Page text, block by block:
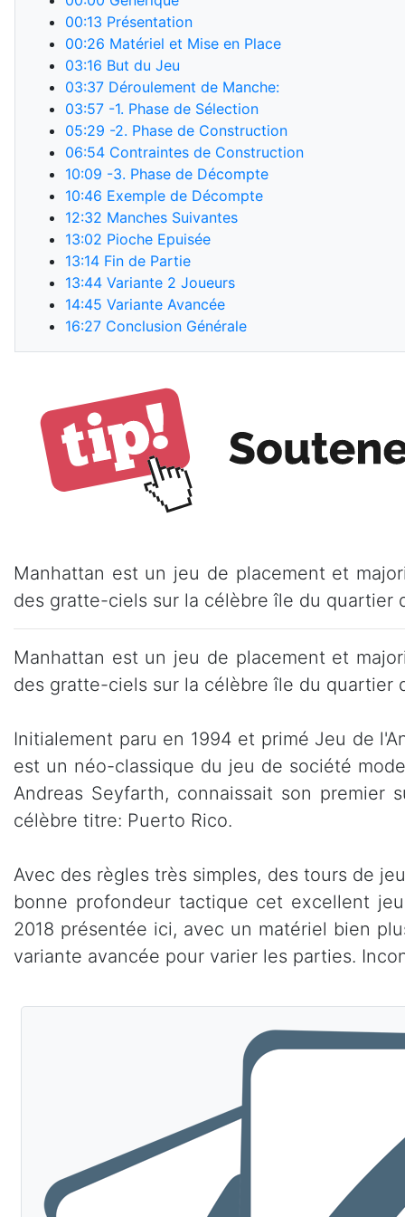
00:13 Présentation
00:26 Matériel et Mise en Place
03:16 But du Jeu
03:37 Déroulement de Manche:
03:57 -1. Phase de Sélection
05:29 -2. Phase de Construction
06:54 Contraintes de Construction
10:09 -3. Phase de Décompte
10:46 Exemple de Décompte
12:32 Manches Suivantes
13:02 Pioche Epuisée
13:14 Fin de Partie
13:44 Variante 2 Joueurs
14:45 Variante Avancée
16:27 Conclusion Générale
Manhattan est un jeu de placement et
des gratte-ciels sur la célèbre île du quartier
Manhattan est un jeu de placement et
des gratte-ciels sur la célèbre île du quartier
Initialement paru en 1994 et primé Jeu de
est un néo-classique du jeu de société
Andreas Seyfarth, connaissait son
célèbre titre: Puerto Rico.
Avec des règles très simples, des tours de
bonne profondeur tactique cet excellent
2018 présentée ici, avec un matériel bien
variante avancée pour varier les parties.